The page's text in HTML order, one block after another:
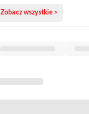
Zobacz wszystkie >